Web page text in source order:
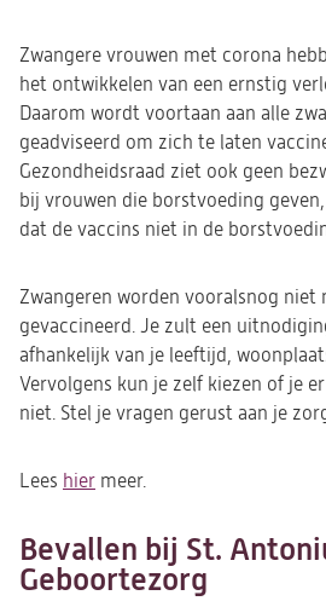
Zwangere vrouwen met corona
het ontwikkelen van een ernstig
Daarom wordt voortaan aan alle
geadviseerd om zich te laten
Gezondheidsraad ziet ook geen
bij vrouwen die borstvoeding
dat de vaccins niet in de
Zwangeren worden vooralsnog niet
gevaccineerd. Je zult een
afhankelijk van je leeftijd,
Vervolgens kun je zelf kiezen of je
niet. Stel je vragen gerust aan je
Lees hier (opent
een
nieuwe
meer.
Bevallen bij St.
Geboortezorg